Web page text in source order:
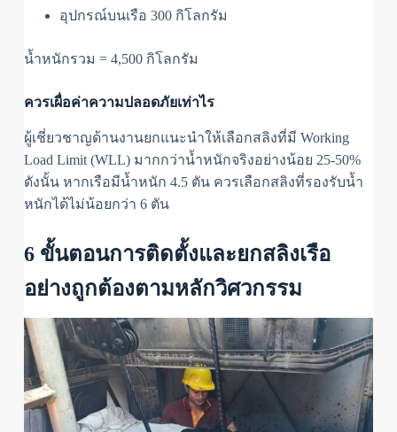
อุปกรณ์บนเรือ 300 กิโลกรัม
น้ำหนักรวม = 4,500 กิโลกรัม
ควรเผื่อค่าความปลอดภัยเท่าไร
ผู้เชี่ยวชาญด้านงานยกแนะนำให้เลือกสลิงที่มี Working
Load Limit (WLL) มากกว่าน้ำหนักจริงอย่างน้อย 25-50%
ดังนั้น หากเรือมีน้ำหนัก 4.5 ตัน ควรเลือกสลิงที่รองรับน้ำ
หนักได้ไม่น้อยกว่า 6 ตัน
6 ขั้นตอนการติดตั้งและยกสลิงเรือ
อย่างถูกต้องตามหลักวิศวกรรม